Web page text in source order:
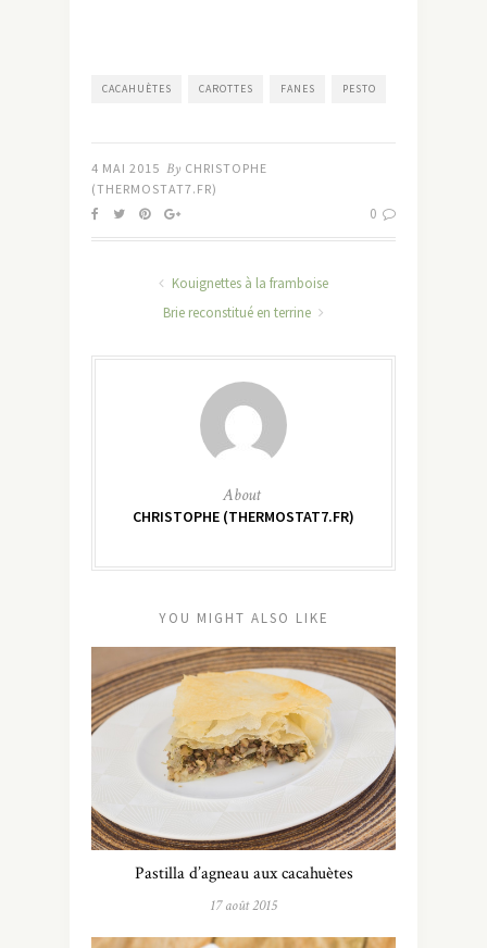
CACAHUÈTES CAROTTES FANES PESTO
4 MAI 2015 By CHRISTOPHE
(THERMOSTAT7.FR)
0
Kouignettes à la framboise
Brie reconstitué en terrine
About
CHRISTOPHE (THERMOSTAT7.FR)
YOU MIGHT ALSO LIKE
Pastilla d’agneau aux cacahuètes
17 août 2015